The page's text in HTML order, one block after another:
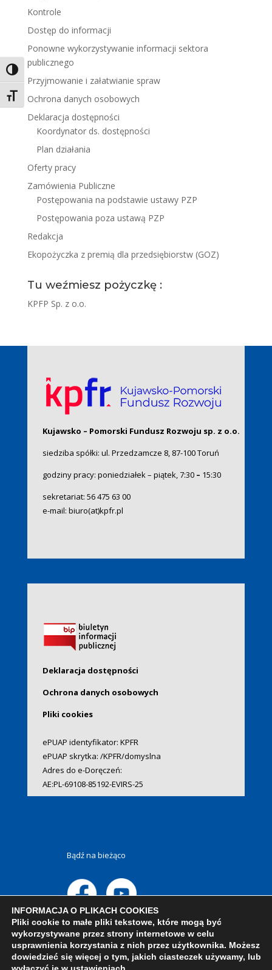
Toggle High Contrast
Toggle Font size
Kontrole
Dostęp do informacji
Ponowne wykorzystywanie informacji sektora
publicznego
Przyjmowanie i załatwianie spraw
Ochrona danych osobowych
Deklaracja dostępności
Koordynator ds. dostępności
Plan działania
Oferty pracy
Zamówienia Publiczne
Postępowania na podstawie ustawy PZP
Postępowania poza ustawą PZP
Redakcja
Ekopożyczka z premią dla przedsiębiorstw (GOZ)
Tu weźmiesz pożyczkę :
KPFP Sp. z o.o.
Kujawsko – Pomorski Fundusz Rozwoju sp. z o.o.
siedziba spółki: ul. Przedzamcze 8, 87-100 Toruń
godziny pracy: poniedziałek – piątek, 7:30– 15:30
sekretariat: 56 475 63 00
e-mail: biuro(at)kpfr.pl
Deklaracja dostępności
Ochrona danych osobowych
Pliki cookies
ePUAP identyfikator: KPFR
ePUAP skrytka: /KPFR/domyslna
Adres do e-Doręczeń:
AE:PL-69108-85192-EVIRS-25
Bądź na bieżąco
INFORMACJA O PLIKACH COOKIES
Pliki cookie to małe pliki tekstowe, które mogą być
wykorzystywane przez strony internetowe w celu
usprawnienia korzystania z nich przez użytkownika. Możesz
dowiedzieć się więcej o tym, jakich ciasteczek używamy, lub